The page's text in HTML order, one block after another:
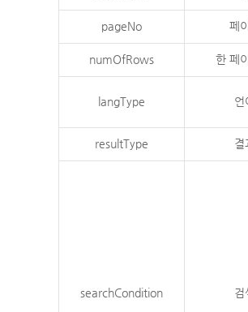
pageNo 페
numOfRows 한 페
langType 언
resultType 결
searchCondition 검